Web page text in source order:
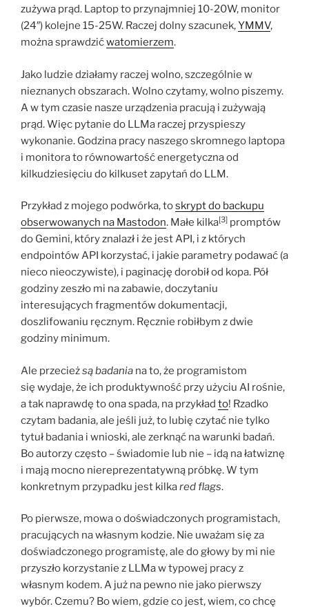
zużywa prąd. Laptop to przynajmniej 10-20W, monitor
(24″) kolejne 15-25W. Raczej dolny szacunek,YMMV,
można sprawdzićwatomierzem.
Jako ludzie działamy raczej wolno, szczególnie w
nieznanych obszarach. Wolno czytamy, wolno piszemy.
A w tym czasie nasze urządzenia pracują i zużywają
prąd. Więc pytanie do LLMa raczej przyspieszy
wykonanie. Godzina pracy naszego skromnego laptopa
i monitora to równowartość energetyczna od
kilkudziesięciu do kilkuset zapytań do LLM.
Przykład z mojego podwórka, toskrypt do backupu
obserwowanych na Mastodon. Małe kilka[3] promptów
do Gemini, który znalazł i że jest API, i z których
endpointów API korzystać, i jakie parametry podawać (a
nieco nieoczywiste), i paginację dorobił od kopa. Pół
godziny zeszło mi na zabawie, doczytaniu
interesujących fragmentów dokumentacji,
doszlifowaniu ręcznym. Ręcznie robiłbym z dwie
godziny minimum.
Ale przecieżsą badania na to, że programistom
się wydaje, że ich produktywność przy użyciu AI rośnie,
a tak naprawdę to ona spada, na przykład to! Rzadko
czytam badania, ale jeśli już, to lubię czytać nie tylko
tytuł badania i wnioski, ale zerknąć na warunki badań.
Bo autorzy często – świadomie lub nie – idą na łatwiznę
i mają mocno niereprezentatywną próbkę. W tym
konkretnym przypadku jest kilkared flags.
Po pierwsze, mowa o doświadczonych programistach,
pracujących na własnym kodzie. Nie uważam się za
doświadczonego programistę, ale do głowy by mi nie
przyszło korzystanie z LLMa w typowej pracy z
własnym kodem. A już na pewno nie jako pierwszy
wybór. Czemu? Bo wiem, gdzie co jest, wiem, co chcę